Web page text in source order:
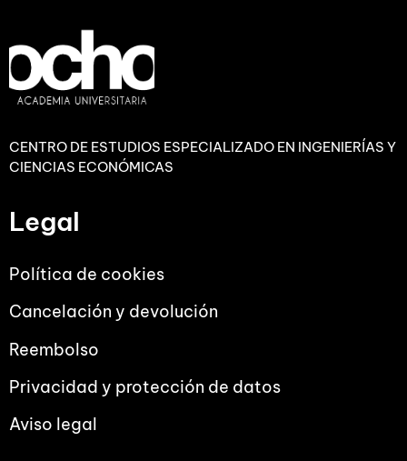
CENTRO DE ESTUDIOS ESPECIALIZADO EN INGENIERÍAS Y
CIENCIAS ECONÓMICAS
Legal
Política de cookies
Cancelación y devolución
Reembolso
Privacidad y protección de datos
Aviso legal